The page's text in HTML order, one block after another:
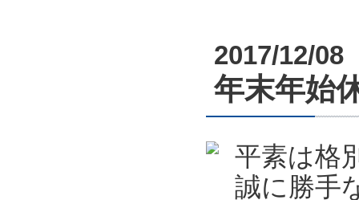
2017/12/08
年末年始
平素は格
誠に勝手